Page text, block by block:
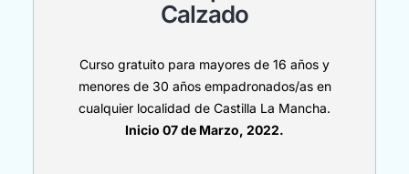
Calzado
Curso gratuito para mayores de 16 años y
menores de 30 años empadronados/as en
cualquier localidad de Castilla La Mancha.
Inicio 07 de Marzo, 2022.